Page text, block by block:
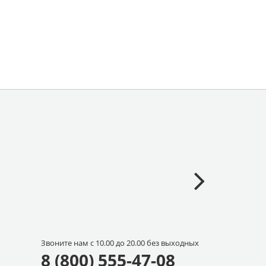
Звоните нам с 10.00 до 20.00 без выходных
8 (800) 555-47-08